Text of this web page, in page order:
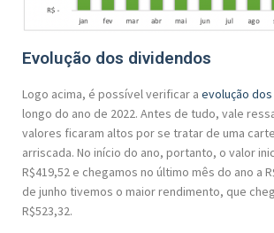
Evolução dos dividendos
Logo acima, é possível verificar a evolução
longo do ano de 2022. Antes de tudo, vale
valores ficaram altos por se tratar de uma
arriscada. No início do ano, portanto, o valor
R$419,52 e chegamos no último mês do ano a
de junho tivemos o maior rendimento, que
R$523,32.